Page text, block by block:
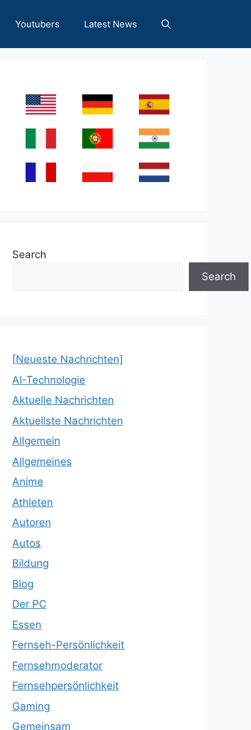
Youtubers Latest News
Search
Search
[Neueste Nachrichten]
AI-Technologie
Aktuelle Nachrichten
Aktuellste Nachrichten
Allgemein
Allgemeines
Anime
Athleten
Autoren
Autos
Bildung
Blog
Der PC
Essen
Fernseh-Persönlichkeit
Fernsehmoderator
Fernsehpersönlichkeit
Gaming
Gemeinsam